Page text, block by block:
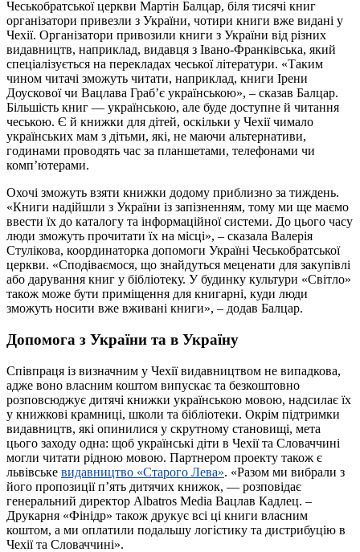
Чеськобратської церкви Мартін Балцар, біля тисячі книг
організатори привезли з України, чотири книги вже видані у
Чехії. Організатори привозили книги з України від різних
видавництв, наприклад, видавця з Івано-Франківська, який
спеціалізується на перекладах чеської літератури. «Таким
чином читачі зможуть читати, наприклад, книги Ірени
Доускової чи Вацлава Граб’є українською», – сказав Балцар.
Більшість книг — українською, але буде доступне й читання
чеською. Є й книжки для дітей, оскільки у Чехії чимало
українських мам з дітьми, які, не маючи альтернативи,
годинами проводять час за планшетами, телефонами чи
комп’ютерами.
Охочі зможуть взяти книжки додому приблизно за тиждень.
«Книги надійшли з України із запізненням, тому ми ще маємо
ввести їх до каталогу та інформаційної системи. До цього часу
люди зможуть прочитати їх на місці», – сказала Валерія
Стулікова, координаторка допомоги Україні Чеськобратської
церкви. «Сподіваємося, що знайдуться меценати для закупівлі
або дарування книг у бібліотеку. У будинку культури «Світло»
також може бути приміщення для книгарні, куди люди
зможуть носити вже вживані книги», – додав Балцар.
Допомога з України та в Україну
Співпраця із визначним у Чехії видавництвом не випадкова,
адже воно власним коштом випускає та безкоштовно
розповсюджує дитячі книжки українською мовою, надсилає їх
у книжкові крамниці, школи та бібліотеки. Окрім підтримки
видавництв, які опинилися у скрутному становищі, мета
цього заходу одна: щоб українські діти в Чехії та Словаччині
могли читати рідною мовою. Партнером проекту також є
львівське видавництво «Старого Лева». «Разом ми вибрали з
його пропозиції п’ять дитячих книжок, — розповідає
генеральний директор Albatros Media Вацлав Кадлец. –
Друкарня «Фінідр» також друкує всі ці книги власним
коштом, а ми оплатили подальшу логістику та дистрибуцію в
Чехії та Словаччині».